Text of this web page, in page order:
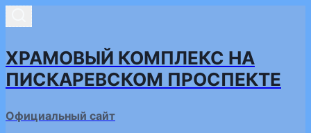
содержимому
ХРАМОВЫЙ КОМПЛЕКС НА
ПИСКАРЕВСКОМ ПРОСПЕКТЕ
Официальный сайт